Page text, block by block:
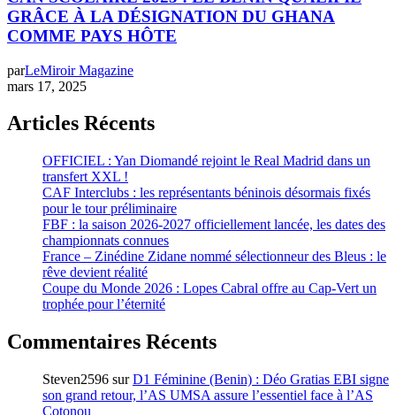
GRÂCE À LA DÉSIGNATION DU GHANA
COMME PAYS HÔTE
parLeMiroir Magazine
mars 17, 2025
Articles Récents
OFFICIEL : Yan Diomandé rejoint le Real Madrid dans un
transfert XXL !
CAF Interclubs : les représentants béninois désormais fixés
pour le tour préliminaire
FBF : la saison 2026-2027 officiellement lancée, les dates des
championnats connues
France – Zinédine Zidane nommé sélectionneur des Bleus : le
rêve devient réalité
Coupe du Monde 2026 : Lopes Cabral offre au Cap-Vert un
trophée pour l’éternité
Commentaires Récents
Steven2596 surD1 Féminine (Benin) : Déo Gratias EBI signe
son grand retour, l’AS UMSA assure l’essentiel face à l’AS
Cotonou